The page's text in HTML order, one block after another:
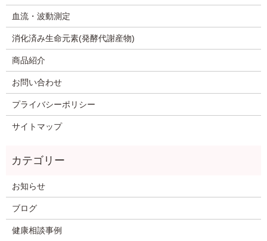
血流・波動測定
消化済み生命元素(発酵代謝産物)
商品紹介
お問い合わせ
プライバシーポリシー
サイトマップ
お知らせ
ブログ
健康相談事例